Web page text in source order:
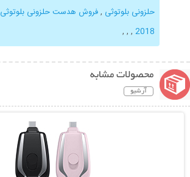
حلزونی بلوتوثی ,فروش هدست حلزونی بلوتوثی
2018
,
,
,
محصولات مشابه
آرشیو